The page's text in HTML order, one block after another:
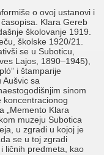
o ovoj ustanovi i
Klara Gereb
školovanje 1919.
školske 1920/21.
se u Suboticu,
Lajos, 1890–1945),
i štamparije
Aušvic sa
sinom
koncentracionog
„Memento Klara
muzeju Subotica
u zgradi u kojoj je
se u toj zgradi
ličnih predmeta, kao